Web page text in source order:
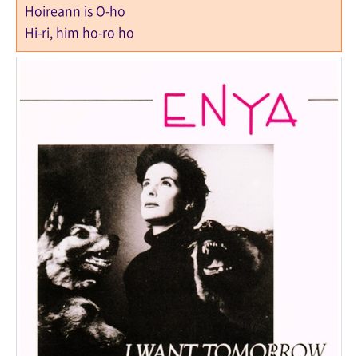
Hoireann is O-ho
Hi-ri, him ho-ro ho